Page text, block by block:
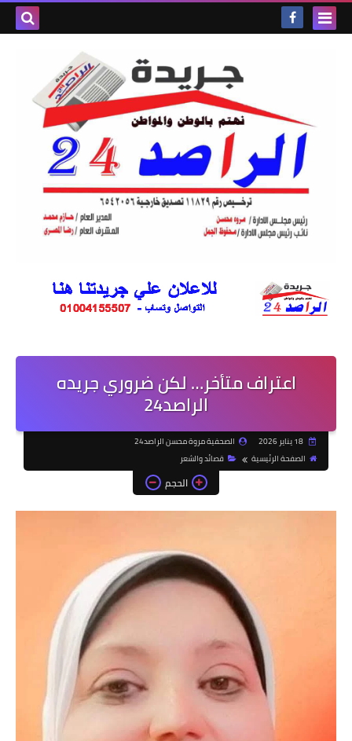
اعتراف متأخر… لكن ضروري جريده
الراصد24
18 يناير 2026
الصحفية مروة محسن الراصد24
الصفحة الرئيسية
قصائد والشعر
الحجم